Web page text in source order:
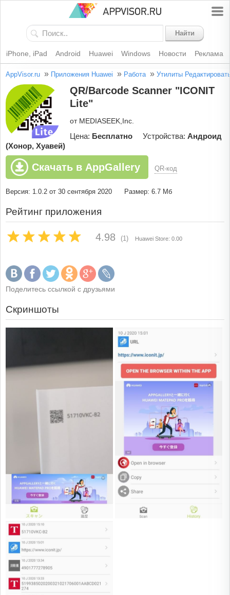
Найти
iPhone, iPad Android Huawei Windows Новости Реклама
AppVisor.ru » Приложения Huawei » Работа » Утилиты
QR/Barcode Scanner "ICONIT
Lite"
от MEDIASEEK,Inc.
Цена: Бесплатно Устройства: Андроид
(Хонор, Хуавей)
Скачать в AppGallery QR-код
Версия: 1.0.2 от 30 сентября 2020 Размер: 6.7 Мб
Рейтинг приложения
4.98 (1) Huawei Store: 0.00
Поделитесь ссылкой с друзьями
Скриншоты